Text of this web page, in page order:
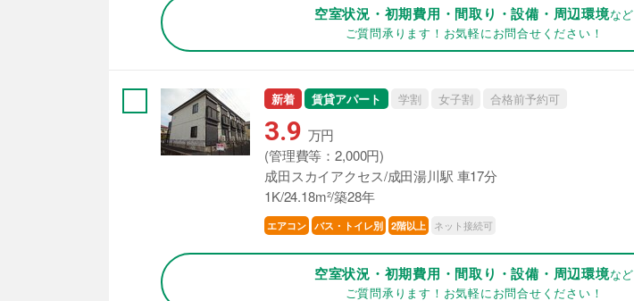
空室状況・初期費用・間取り・設備・周辺環境など
ご質問承ります！お気軽にお問合せください！
新着 賃貸アパート 学割 女子割 合格前予約可
3.9 万円
(管理費等：2,000円)
成田スカイアクセス/成田湯川駅 車17分
1K/24.18m²/築28年
エアコン バス・トイレ別 2階以上 ネット接続可
空室状況・初期費用・間取り・設備・周辺環境など
ご質問承ります！お気軽にお問合せください！